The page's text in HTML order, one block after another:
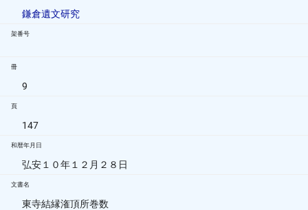
鎌倉遺文研究
架番号
冊
9
頁
147
和暦年月日
弘安１０年１２月２８日
文書名
東寺結縁潅頂所巻数